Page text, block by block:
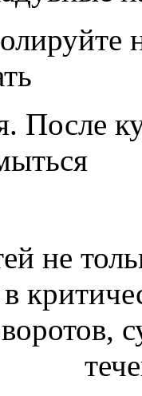
После
не